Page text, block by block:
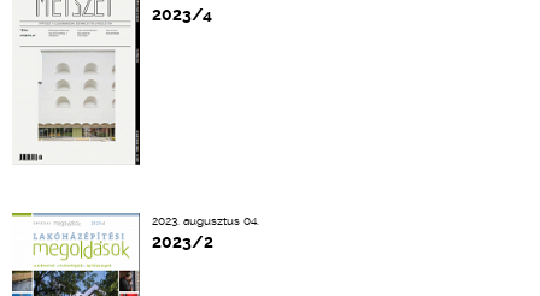
2023/4
2023. augusztus 04.
2023/2